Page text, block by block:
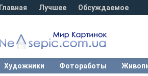
Главная Лучшее Обсуждаемое
Художники Фотоработы